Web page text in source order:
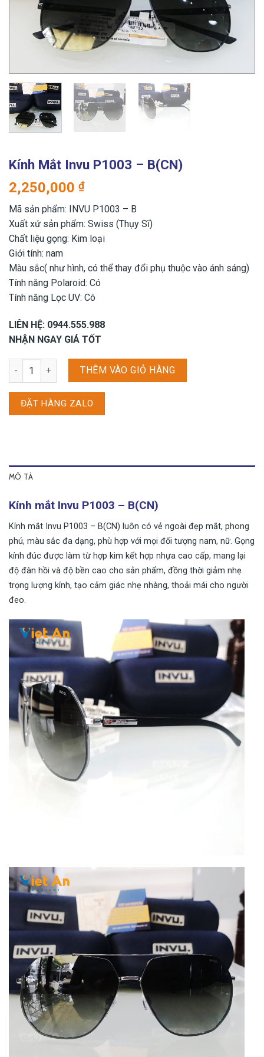
Kính Mắt Invu P1003 – B(CN)
2,250,000 ₫
Mã sản phẩm: INVU P1003 – B
Xuất xứ sản phẩm: Swiss (Thụy Sĩ)
Chất liệu gọng: Kim loại
Giới tính: nam
Màu sắc( như hình, có thể thay đổi phụ thuộc vào ánh sáng)
Tính năng Polaroid: Có
Tính năng Lọc UV: Có
LIÊN HỆ: 0944.555.988
NHẬN NGAY GIÁ TỐT
Kính mắt Invu P1003 - B(CN) số lượng
THÊM VÀO GIỎ HÀNG
ĐẶT HÀNG ZALO
MÔ TẢ
Kính mắt Invu P1003 – B(CN)
Kính mắt Invu P1003 – B(CN) luôn có vẻ ngoài đẹp mắt, phong
phú, màu sắc đa dạng, phù hợp với mọi đối tượng nam, nữ. Gọng
kính đúc được làm từ hợp kim kết hợp nhựa cao cấp, mang lại
độ đàn hồi và độ bền cao cho sản phẩm, đồng thời giảm nhẹ
trọng lượng kính, tạo cảm giác nhẹ nhàng, thoải mái cho người
đeo.